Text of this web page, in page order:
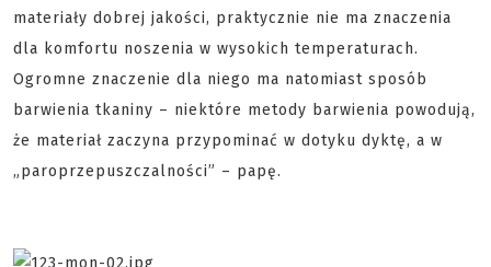
materiały dobrej jakości, praktycznie nie ma znaczenia
dla komfortu noszenia w wysokich temperaturach.
Ogromne znaczenie dla niego ma natomiast sposób
barwienia tkaniny – niektóre metody barwienia powodują,
że materiał zaczyna przypominać w dotyku dyktę, a w
„paroprzepuszczalności” – papę.